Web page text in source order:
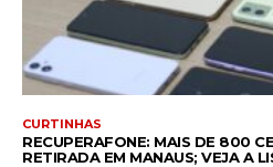
CURTINHAS
RECUPERAFONE: MAIS DE 800
RETIRADA EM MANAUS; VEJA A